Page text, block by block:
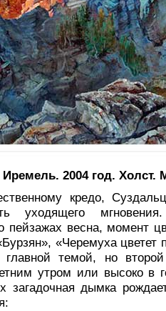
2004 год.
кредо,
уходящего
пейзажах весна, момент
«Черемуха
темой, но
утром или высоко в
дымка